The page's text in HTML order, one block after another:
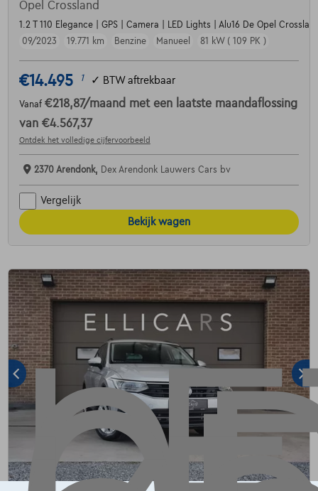
Opel Crossland
1.2 T 110 Elegance | GPS | Camera | LED Lights | Alu16 De Opel
09/2023
19.771 km Benzine Manueel 81 kW ( 109 PK )
€14.495 1 ✓ BTW aftrekbaar
Vanaf €218,87/maand met een laatste maandaflossing
van €4.567,37
Ontdek het volledige cijfervoorbeeld
2370 Arendonk, Dex Arendonk Lauwers Cars bv
Vergelijk
Bekijk wagen